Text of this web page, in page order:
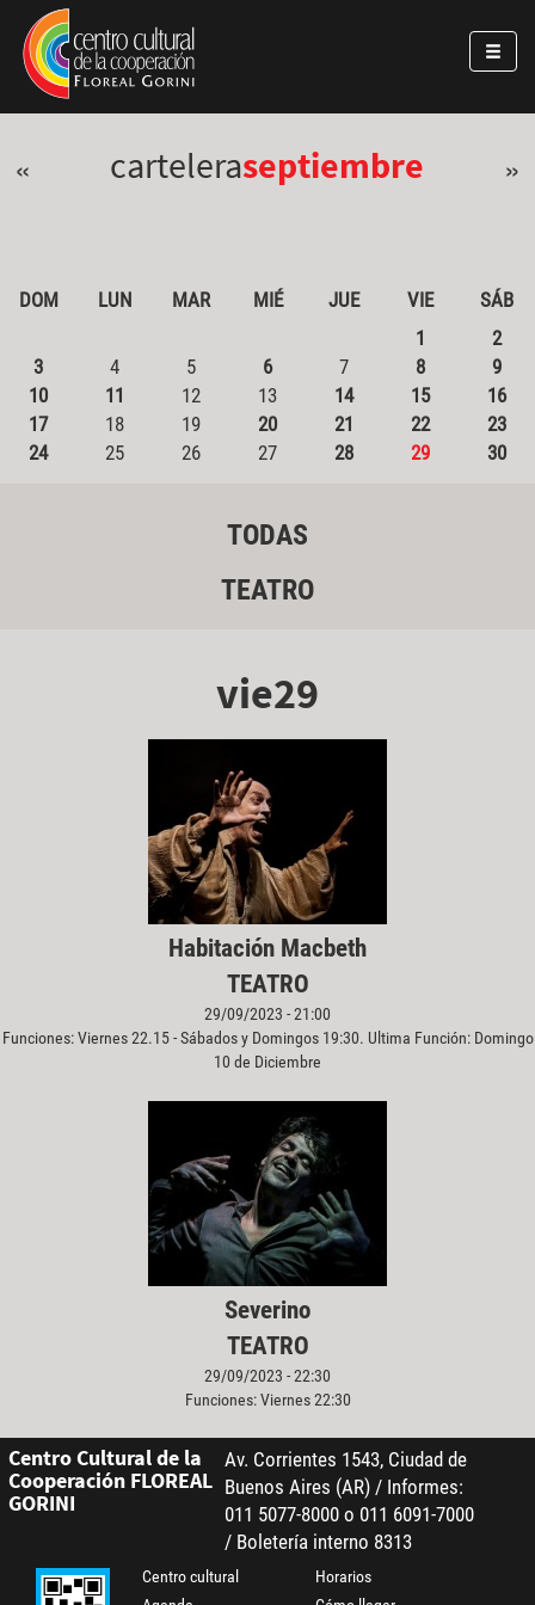
Pasar al contenido principal
Jump to main content
« carteleraseptiembre »
DOM LUN MAR MIÉ JUE VIE
SÁB
1
2
3
4 5 6 7 8
9
10
11 12 13 14 15
16
17
18 19 20 21 22
23
24
25 26 27 28 29 30
TODAS
TEATRO
vie29
Habitación Macbeth
TEATRO
29/09/2023 - 21:00
Funciones: Viernes 22.15 - Sábados y Domingos 19:30. Ultima Función: Domingo
10 de Diciembre
Severino
TEATRO
29/09/2023 - 22:30
Funciones: Viernes 22:30
Centro Cultural de la
Cooperación FLOREAL
GORINI
Av. Corrientes 1543, Ciudad de
Buenos Aires (AR) / Informes:
011 5077-8000 o 011 6091-7000
/ Boletería interno 8313
Centro cultural
Horarios